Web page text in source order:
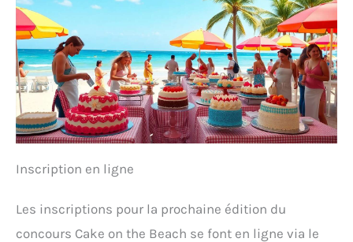
Inscription en ligne
Les inscriptions pour la prochaine édition du
concours Cake on the Beach se font en ligne via le